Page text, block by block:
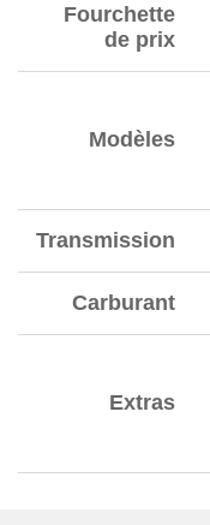
Fourchette
de prix
Modèles
Transmission
Carburant
Extras